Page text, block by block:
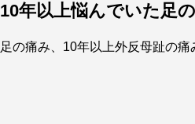
10年以上悩んでいた足